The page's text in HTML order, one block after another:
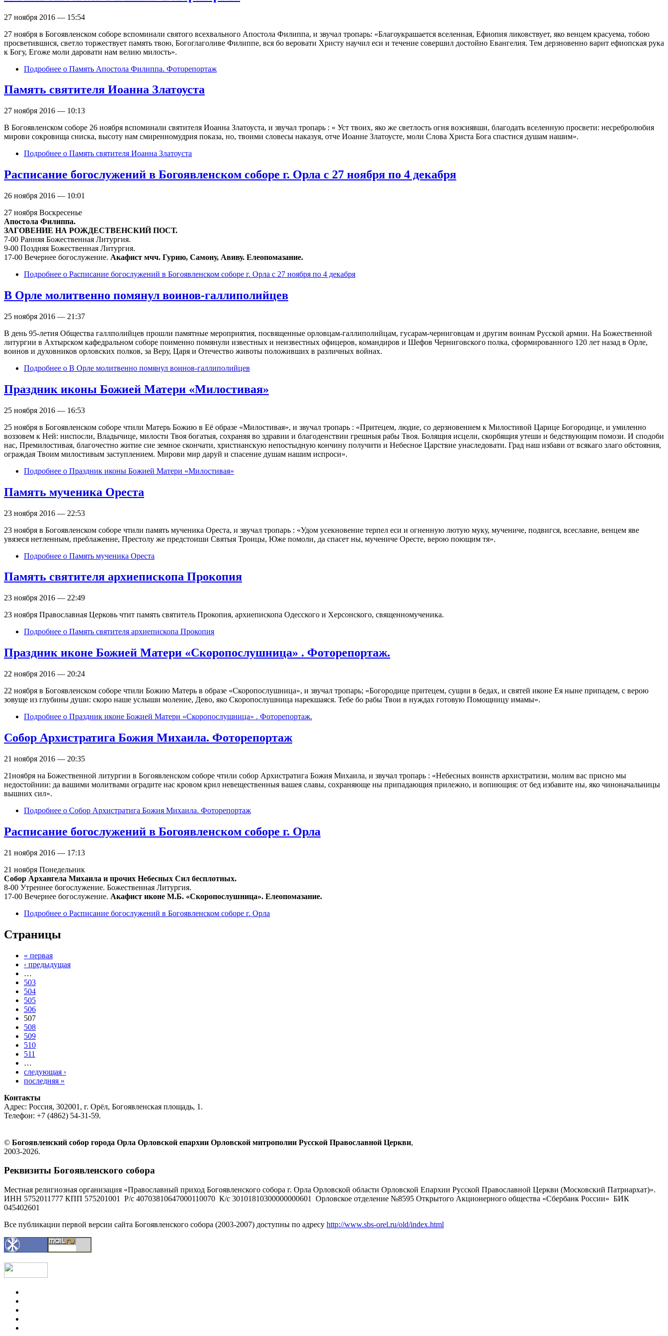
27 ноября 2016 — 15:54
27 ноября в Богоявленском соборе вспоминали святого всехвального Апостола Филиппа, и звучал тропарь: «Благоукрашается вселенная, Ефиопия ликовствует, яко венцем красуема, тобою
просветившися, светло торжествует память твою, Богоглаголиве Филиппе, вся бо веровати Христу научил еси и течение совершил достойно Евангелия. Тем дерзновенно варит ефиопская рука
к Богу, Егоже моли даровати нам велию милость».
Подробнее о Память Апостола Филиппа. Фоторепортаж
Память святителя Иоанна Златоуста
27 ноября 2016 — 10:13
В Богоявленском соборе 26 ноября вспоминали святителя Иоанна Златоуста, и звучал тропарь : « Уст твоих, яко же светлость огня возсиявши, благодать вселенную просвети: несребролюбия
мирови сокровища сниска, высоту нам смиренномудрия показа, но, твоими словесы наказуя, отче Иоанне Златоусте, моли Слова Христа Бога спастися душам нашим».
Подробнее о Память святителя Иоанна Златоуста
Расписание богослужений в Богоявленском соборе г. Орла с 27 ноября по 4 декабря
26 ноября 2016 — 10:01
27 ноября Воскресенье
Апостола Филиппа.
ЗАГОВЕНИЕ НА РОЖДЕСТВЕНСКИЙ ПОСТ.
7-00 Ранняя Божественная Литургия.
9-00 Поздняя Божественная Литургия.
17-00 Вечернее богослужение. Акафист мчч. Гурию, Самону, Авиву. Елеопомазание.
Подробнее о Расписание богослужений в Богоявленском соборе г. Орла с 27 ноября по 4 декабря
В Орле молитвенно помянул воинов-галлиполийцев
25 ноября 2016 — 21:37
В день 95-летия Общества галлполийцев прошли памятные мероприятия, посвященные орловцам-галлиполийцам, гусарам-черниговцам и другим воинам Русской армии. На Божественной
литургии в Ахтырском кафедральном соборе поименно помянули известных и неизвестных офицеров, командиров и Шефов Черниговского полка, сформированного 120 лет назад в Орле,
воинов и духовников орловских полков, за Веру, Царя и Отечество животы положивших в различных войнах.
Подробнее о В Орле молитвенно помянул воинов-галлиполийцев
Праздник иконы Божией Матери «Милостивая»
25 ноября 2016 — 16:53
25 ноября в Богоявленском соборе чтили Матерь Божию в Её образе «Милостивая», и звучал тропарь : «Притецем, людие, со дерзновением к Милостивой Царице Богородице, и умиленно
воззовем к Ней: ниспосли, Владычице, милости Твоя богатыя, сохраняя во здравии и благоденствии грешныя рабы Твоя. Болящия исцели, скорбящия утеши и бедствующим помози. И сподоби
нас, Премилостивая, благочестно житие сие земное скончати, христианскую непостыдную кончину получити и Небесное Царствие унаследовати. Град наш избави от всякаго злаго обстояния,
ограждая Твоим милостивым заступлением. Мирови мир даруй и спасение душам нашим испроси».
Подробнее о Праздник иконы Божией Матери «Милостивая»
Память мученика Ореста
23 ноября 2016 — 22:53
23 ноября в Богоявленском соборе чтили память мученика Ореста, и звучал тропарь : «Удом усекновение терпел еси и огненную лютую муку, мучениче, подвигся, всеславне, венцем яве
увязеся нетленным, преблаженне, Престолу же предстоиши Святыя Троицы, Юже помоли, да спасет ны, мучениче Оресте, верою поющим тя».
Подробнее о Память мученика Ореста
Память святителя архиепископа Прокопия
23 ноября 2016 — 22:49
23 ноября Православная Церковь чтит память святитель Прокопия, архиепископа Одесского и Херсонского, священномученика.
Подробнее о Память святителя архиепископа Прокопия
Праздник иконе Божией Матери «Скоропослушница» . Фоторепортаж.
22 ноября 2016 — 20:24
22 ноября в Богоявленском соборе чтили Божию Матерь в образе «Скоропослушница», и звучал тропарь; «Богородице притецем, сущии в бедах, и святей иконе Ея ныне припадем, с верою
зовуще из глубины души: скоро наше услыши моление, Дево, яко Скоропослушница нарекшаяся. Тебе бо рабы Твои в нуждах готовую Помощницу имамы».
Подробнее о Праздник иконе Божией Матери «Скоропослушница» . Фоторепортаж.
Собор Архистратига Божия Михаила. Фоторепортаж
21 ноября 2016 — 20:35
21ноября на Божественной литургии в Богоявленском соборе чтили собор Архистратига Божия Михаила, и звучал тропарь : «Небесных воинств архистратизи, молим вас присно мы
недостойнии: да вашими молитвами оградите нас кровом крил невещественныя вашея славы, сохраняюще ны припадающия прилежно, и вопиющия: от бед избавите ны, яко чиноначальницы
вышних сил».
Подробнее о Собор Архистратига Божия Михаила. Фоторепортаж
Расписание богослужений в Богоявленском соборе г. Орла
21 ноября 2016 — 17:13
21 ноября Понедельник
Собор Архангела Михаила и прочих Небесных Сил бесплотных.
8-00 Утреннее богослужение. Божественная Литургия.
17-00 Вечернее богослужение. Акафист иконе М.Б. «Скоропослушница». Елеопомазание.
Подробнее о Расписание богослужений в Богоявленском соборе г. Орла
Страницы
« первая
‹ предыдущая
…
503
504
505
506
507
508
509
510
511
…
следующая ›
последняя »
Контакты
Адрес: Россия, 302001, г. Орёл, Богоявленская площадь, 1.
Телефон: +7 (4862) 54-31-59.
© Богоявленский собор города Орла Орловской епархии Орловской митрополии Русской Православной Церкви,
2003-2026.
Реквизиты Богоявленского собора
Местная религиозная организация «Православный приход Богоявленского собора г. Орла Орловской области Орловской Епархии Русской Православной Церкви (Московский Патриархат)».
ИНН 5752011777 КПП 575201001 Р/с 40703810647000110070 К/с 30101810300000000601 Орловское отделение №8595 Открытого Акционерного общества «Сбербанк России» БИК
045402601
Все публикации первой версии сайта Богоявленского собора (2003-2007) доступны по адресу http://www.sbs-orel.ru/old/index.html